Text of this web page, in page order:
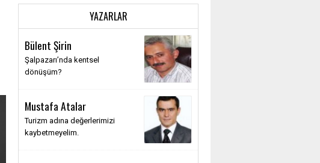
YAZARLAR
Bülent Şirin
Şalpazarı’nda kentsel
dönüşüm?
Mustafa Atalar
Turizm adına değerlerimizi
kaybetmeyelim.